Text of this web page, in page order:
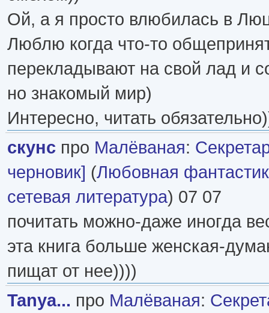
Ой, а я просто влюбилась в
Люблю когда что-то
перекладывают на свой лад и
но знакомый мир)
Интересно, читать
скунс про Малёваная:
черновик] (Любовная
сетевая литература) 07 07
почитать можно-даже иногда
эта книга больше женская-
пищат от нее))))
Tanya... про Малёваная: